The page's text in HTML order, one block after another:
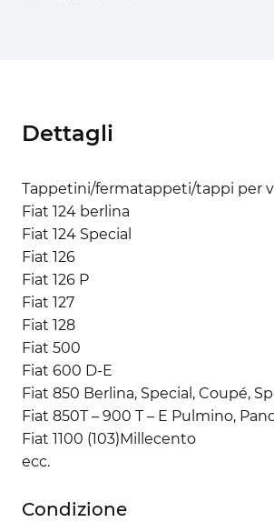
Dettagli
Tappetini/fermatappeti/tappi per
Fiat 124 berlina
Fiat 124 Special
Fiat 126
Fiat 126 P
Fiat 127
Fiat 128
Fiat 500
Fiat 600 D-E
Fiat 850 Berlina, Special, Coupé,
Fiat 850T – 900 T – E Pulmino,
Fiat 1100 (103)Millecento
ecc.
Condizione